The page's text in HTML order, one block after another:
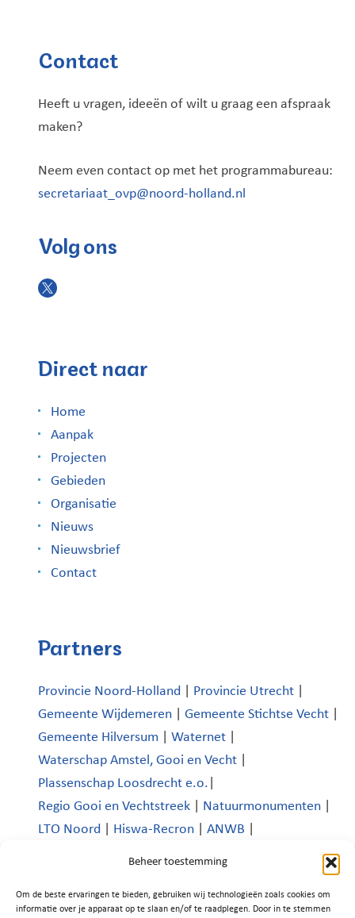
Beheer toestemming
Om de beste ervaringen te bieden, gebruiken wij technologieën zoals cookies om
informatie over je apparaat op te slaan en/of te raadplegen. Door in te stemmen
Contact
Heeft u vragen, ideeën of wilt u graag een afspraak
maken?
Neem even contact op met het programmabureau:
secretariaat_ovp@noord-holland.nl
Volg ons
Direct naar
Home
Aanpak
Projecten
Gebieden
Organisatie
Nieuws
Nieuwsbrief
Contact
Partners
Provincie Noord-Holland Provincie Utrecht
Gemeente Wijdemeren
Gemeente Stichtse Vecht
Gemeente Hilversum
Waternet
Waterschap Amstel, Gooi en Vecht
Plassenschap Loosdrecht e.o.
Regio Gooi en Vechtstreek
Natuurmonumenten
LTO Noord
Hiswa-Recron ANWB
Platform Recreatie en Toerisme Wijdemeren|